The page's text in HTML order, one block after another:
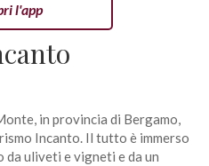
l'app
in provincia di Bergamo,
Incanto. Il tutto è immerso
da uliveti e vigneti e da un